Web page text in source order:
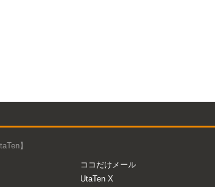
】
ココだけメール
UtaTen X